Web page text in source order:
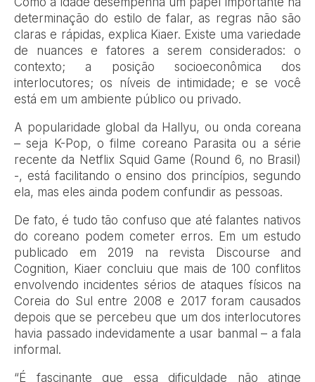
determinação do estilo de falar, as regras não são
claras e rápidas, explica Kiaer. Existe uma variedade
de nuances e fatores a serem considerados: o
contexto; a posição socioeconômica dos
interlocutores; os níveis de intimidade; e se você
está em um ambiente público ou privado.
A popularidade global da Hallyu, ou onda coreana
– seja K-Pop, o filme coreano Parasita ou a série
recente da Netflix Squid Game (Round 6, no Brasil)
-, está facilitando o ensino dos princípios, segundo
ela, mas eles ainda podem confundir as pessoas.
De fato, é tudo tão confuso que até falantes nativos
do coreano podem cometer erros. Em um estudo
publicado em 2019 na revista Discourse and
Cognition, Kiaer concluiu que mais de 100 conflitos
envolvendo incidentes sérios de ataques físicos na
Coreia do Sul entre 2008 e 2017 foram causados
depois que se percebeu que um dos interlocutores
havia passado indevidamente a usar banmal – a fala
informal.
“É fascinante que essa dificuldade não atinge